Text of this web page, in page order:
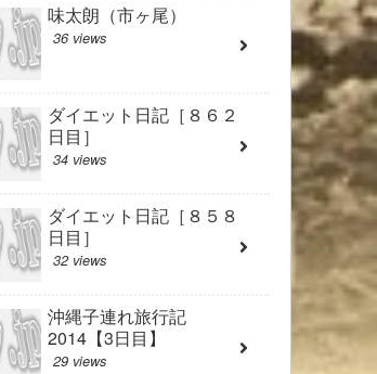
味太朗（市ヶ尾）
36 views
ダイエット日記［８６２
日目］
34 views
ダイエット日記［８５８
日目］
32 views
沖縄子連れ旅行記
2014【3日目】
29 views